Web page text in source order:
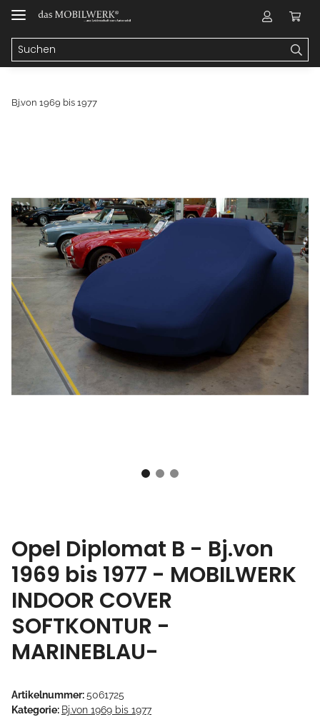
Bj.von 1969 bis 1977
Opel Diplomat B - Bj.von
1969 bis 1977 - MOBILWERK
INDOOR COVER
SOFTKONTUR -
MARINEBLAU-
Artikelnummer:5061725
Kategorie: Bj.von 1969 bis 1977